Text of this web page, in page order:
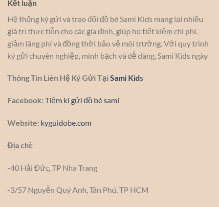
Kết luận
Hệ thống ký gửi và trao đổi đồ bé Sami Kids mang lại nhiều
giá trị thực tiễn cho các gia đình, giúp họ tiết kiệm chi phí,
giảm lãng phí và đồng thời bảo vệ môi trường. Với quy trình
ký gửi chuyên nghiệp, minh bạch và dễ dàng, Sami Kids ngày
Thông Tin Liên Hệ Ký Gửi TạiSami Kids
Facebook: Tiệm kí gửi đồ bé sami
Website: kyguidobe.com
Địa chỉ:
-40 Hải Đức, TP Nha Trang
-3/57 Nguyễn Quý Anh, Tân Phú, TP HCM